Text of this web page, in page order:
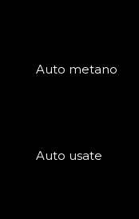
Auto metano
Auto usate